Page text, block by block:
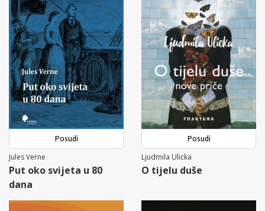
Posudi
Jules Verne
Put oko svijeta u 80
dana
Posudi
Ljudmila Ulicka
O tijelu duše